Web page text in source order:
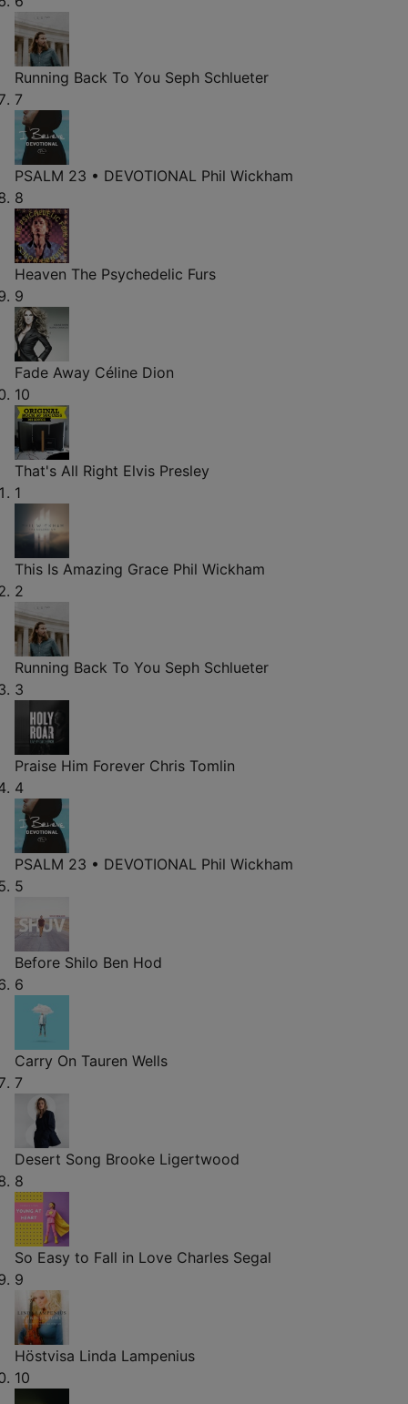
Running Back To You Seph Schlueter
7
PSALM 23 • DEVOTIONAL Phil Wickham
8
Heaven The Psychedelic Furs
9
Fade Away Céline Dion
10
That's All Right Elvis Presley
1
This Is Amazing Grace Phil Wickham
2
Running Back To You Seph Schlueter
3
Praise Him Forever Chris Tomlin
4
PSALM 23 • DEVOTIONAL Phil Wickham
5
Before Shilo Ben Hod
6
Carry On Tauren Wells
7
Desert Song Brooke Ligertwood
8
So Easy to Fall in Love Charles Segal
9
Höstvisa Linda Lampenius
10